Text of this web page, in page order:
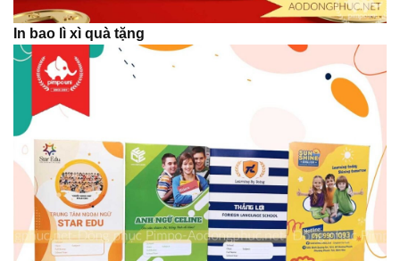
In bao lì xì quà tặng